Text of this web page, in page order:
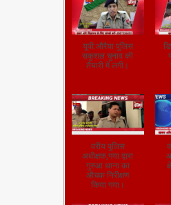
यूपी:औरैया पुलिस
सकुशल चुनाव की
तैयारी में लगी।
वरीय पुलिस
अधीक्षक,गया द्वारा
गुरुआ थाना का
औचक निरीक्षण
किया गया।